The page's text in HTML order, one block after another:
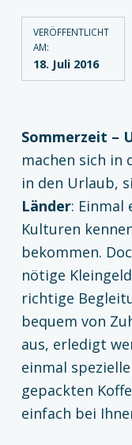
VERÖFFENTLICHT
AM:
18. Juli 2016
Sommerzeit –
machen sich in
in den Urlaub,
Länder: Einmal
Kulturen
bekommen.
nötige
richtige
bequem von
aus, erledigt
einmal
gepackten
einfach bei